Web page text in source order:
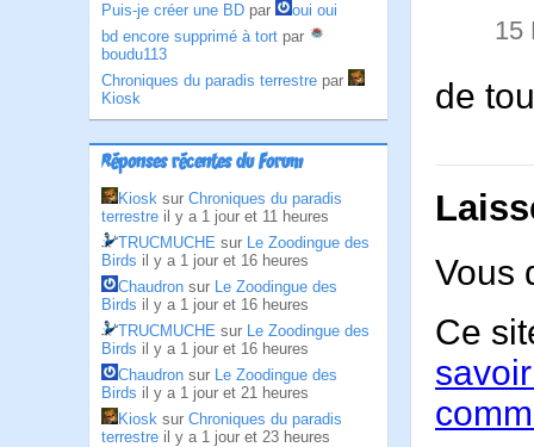
Puis-je créer une BD par
oui oui
bd encore supprimé à tort par
boudu113
Chroniques du paradis terrestre par
Kiosk
Réponses récentes du Forum
Kiosk sur Chroniques du paradis
terrestre il y a 1 jour et 11 heures
TRUCMUCHE sur Le Zoodingue des
Birds il y a 1 jour et 16 heures
Chaudron sur Le Zoodingue des
Birds il y a 1 jour et 16 heures
TRUCMUCHE sur Le Zoodingue des
Birds il y a 1 jour et 16 heures
Chaudron sur Le Zoodingue des
Birds il y a 1 jour et 21 heures
Kiosk sur Chroniques du paradis
terrestre il y a 1 jour et 23 heures
15
de
Vous
Ce